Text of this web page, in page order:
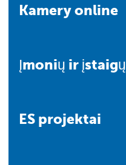
Kamery online
Įmonių ir įstaigų
ES projektai